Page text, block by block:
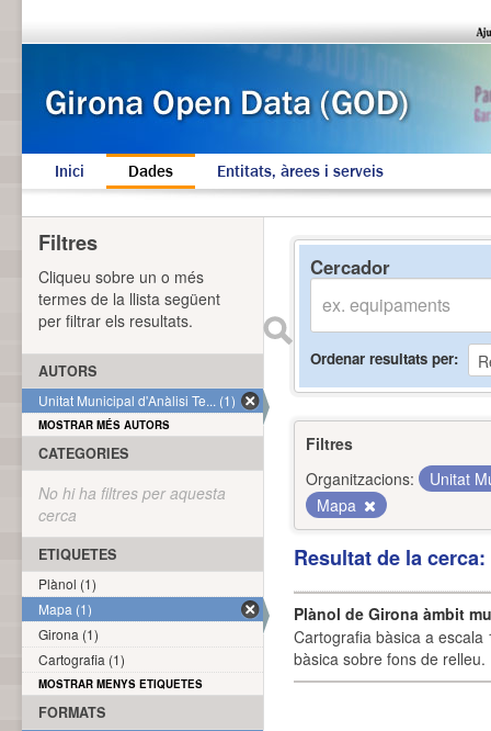
Inici Dades Entitats, àrees i serveis
Cercador
Ordenar resultats per
Filtres
Organitzacions:
Unitat
Mapa
Resultat de la
Plànol de Girona àmbit
Cartografia bàsica a
bàsica sobre fons de
Filtres
Cliqueu sobre un o més
termes de la llista següent
per filtrar els resultats.
AUTORS
Unitat Municipal d'Anàlisi Te... (1)
MOSTRAR MÉS AUTORS
CATEGORIES
No hi ha filtres per aquesta
cerca
ETIQUETES
Plànol (1)
Mapa (1)
Girona (1)
Cartografia (1)
MOSTRAR MENYS ETIQUETES
FORMATS